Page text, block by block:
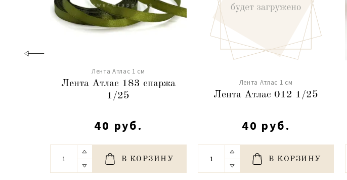
Лента Атлас 1 см
Лента Атлас 183 спаржа
1/25
40 руб.
В КОРЗИНУ
Лента Атлас 1 см
Лента Атлас 012 1/25
40 руб.
В КОРЗИНУ